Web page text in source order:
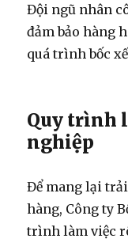
Đội ngũ nhân
đảm bảo hàng
quá trình bốc
Quy trình
nghiệp
Để mang lại
hàng, Công ty
trình làm việc